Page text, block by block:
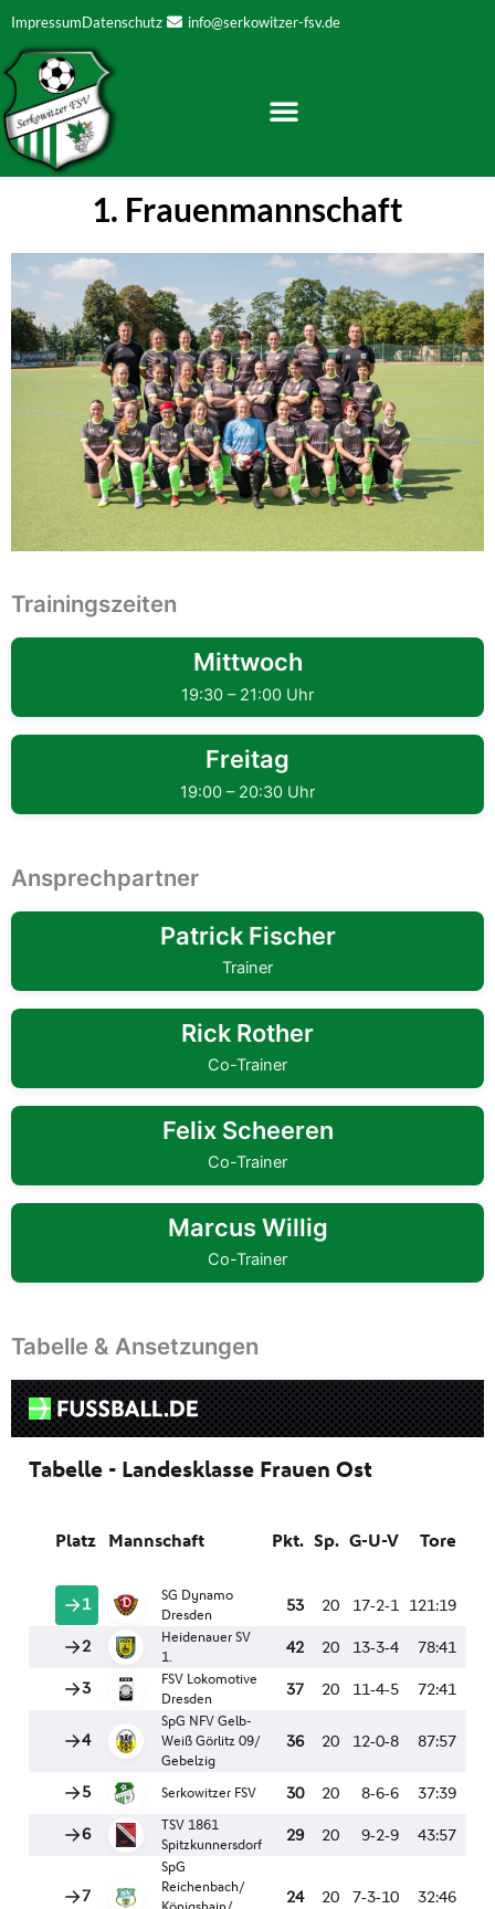
Zum
springen
ImpressumDatenschutz info@serkowitzer-fsv.de
1. Frauenmannschaft
Trainingszeiten
Mittwoch
19:30 – 21:00 Uhr
Freitag
19:00 – 20:30 Uhr
Ansprechpartner
Patrick Fischer
Trainer
Rick Rother
Co-Trainer
Felix Scheeren
Co-Trainer
Marcus Willig
Co-Trainer
Tabelle & Ansetzungen